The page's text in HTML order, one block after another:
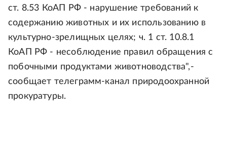
ст. 8.53 КоАП РФ - нарушение требований к
содержанию животных и их использованию в
культурно-зрелищных целях; ч. 1 ст. 10.8.1
КоАП РФ - несоблюдение правил обращения с
побочными продуктами животноводства",-
сообщает телеграмм-канал природоохранной
прокуратуры.